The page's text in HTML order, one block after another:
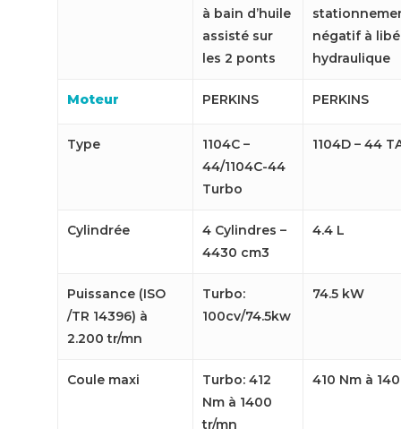
à bain d’huile
assisté sur
les 2 ponts
négatif à
hydraulique
Moteur PERKINS PERKINS
Type
1104C –
44/1104C-44
Turbo
1104D – 44
Cylindrée
4 Cylindres –
4430 cm3
4.4 L
Puissance (ISO
/TR 14396) à
2.200 tr/mn
Turbo:
100cv/74.5kw
74.5 kW
Coule maxi
Turbo: 412
Nm à 1400
tr/mn
410 Nm à